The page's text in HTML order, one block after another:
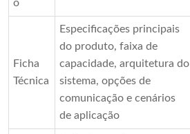
o
Ficha
Técnica
Especificações principais
do produto, faixa de
capacidade, arquitetura do
sistema, opções de
comunicação e cenários
de aplicação